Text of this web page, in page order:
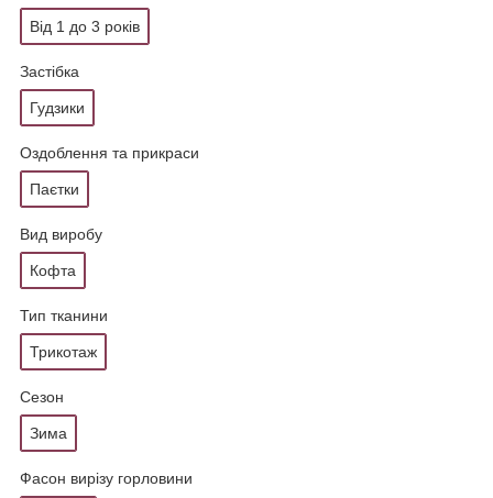
Від 1 до 3 років
Застібка
Гудзики
Оздоблення та прикраси
Паєтки
Вид виробу
Кофта
Тип тканини
Трикотаж
Сезон
Зима
Фасон вирізу горловини